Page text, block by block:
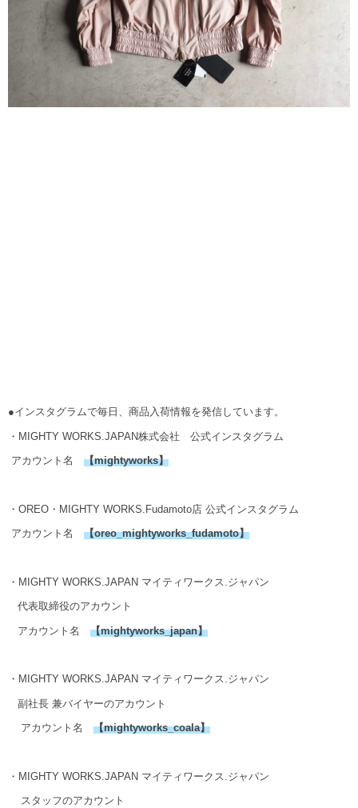
●インスタグラムで毎日、商品入荷情報を発信しています。
・MIGHTY WORKS.JAPAN株式会社 公式インスタグラム
アカウント名 【mightyworks】
・OREO・MIGHTY WORKS.Fudamoto店 公式インスタグラム
アカウント名 【oreo_mightyworks_fudamoto】
・MIGHTY WORKS.JAPAN マイティワークス.ジャパン
代表取締役のアカウント
アカウント名 【mightyworks_japan】
・MIGHTY WORKS.JAPAN マイティワークス.ジャパン
副社長 兼バイヤーのアカウント
アカウント名 【mightyworks_coala】
・MIGHTY WORKS.JAPAN マイティワークス.ジャパン
スタッフのアカウント